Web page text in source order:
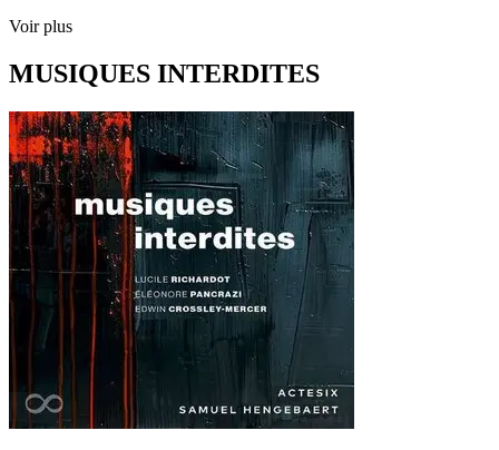
Voir plus
MUSIQUES INTERDITES